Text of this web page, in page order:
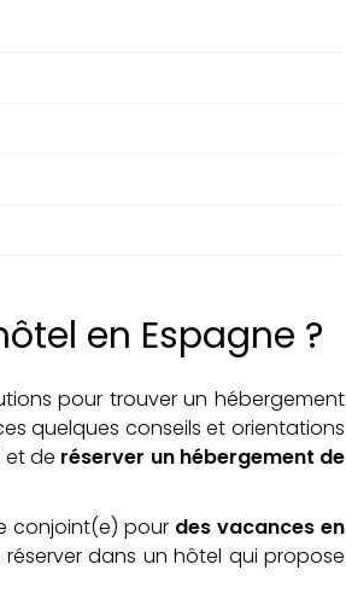
en Espagne ?
pour trouver un hébergement
quelques conseils et orientations
et de réserver un hébergement de
conjoint(e) pour des vacances en
dans un hôtel qui propose